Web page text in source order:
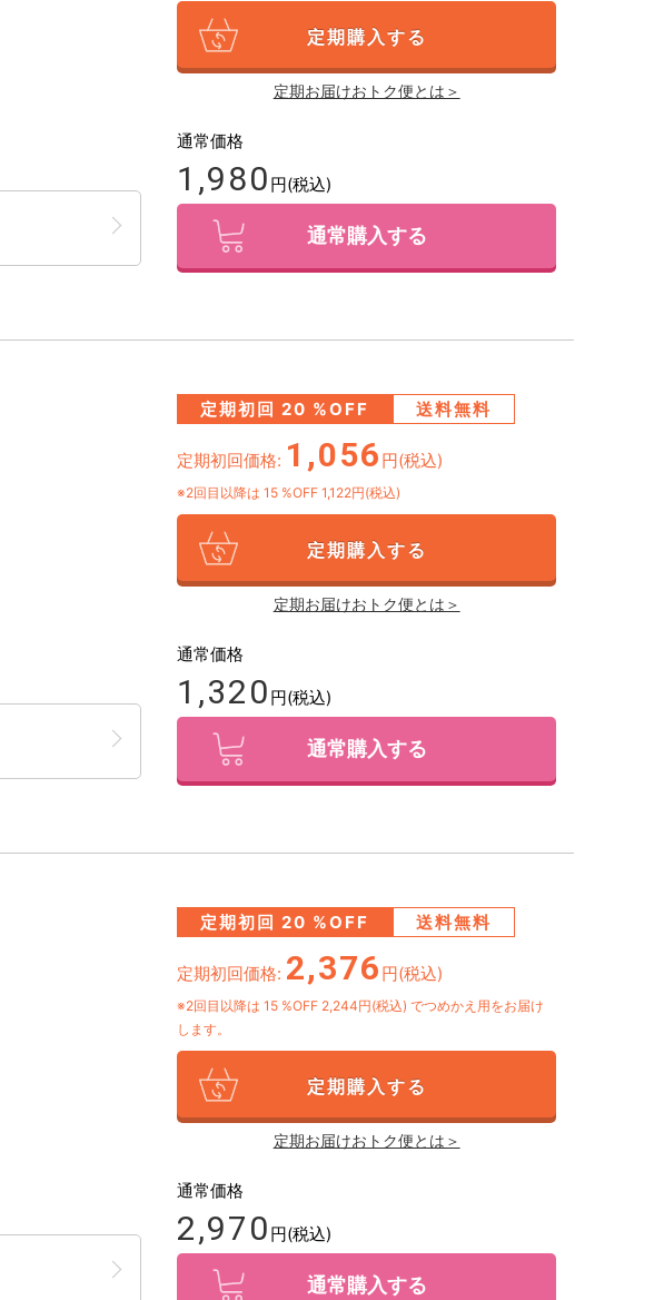
定期購入する
定期お届けおトク便とは＞
通常価格
1,980 円(税込)
通常購入する
定期初回 20 %OFF 送料無料
定期初回価格: 1,056 円(税込)
※2回目以降は 15 %OFF 1,122円(税込)
定期購入する
定期お届けおトク便とは＞
通常価格
1,320 円(税込)
通常購入する
定期初回 20 %OFF 送料無料
定期初回価格: 2,376 円(税込)
※2回目以降は 15 %OFF 2,244円(税込)でつめかえ用をお届け
します。
定期購入する
定期お届けおトク便とは＞
通常価格
2,970 円(税込)
通常購入する